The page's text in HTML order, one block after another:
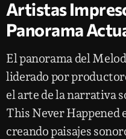
Artistas
Panorama
El panorama del
liderado por
el arte de la narrativa
This Never Happened
creando paisajes